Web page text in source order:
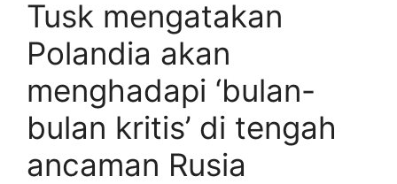
Tusk mengatakan
Polandia akan
menghadapi ‘bulan-
bulan kritis’ di tengah
ancaman Rusia